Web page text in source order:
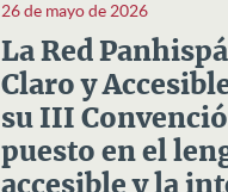
26 de mayo de 2026
La Red
Claro y
su III
puesto en el